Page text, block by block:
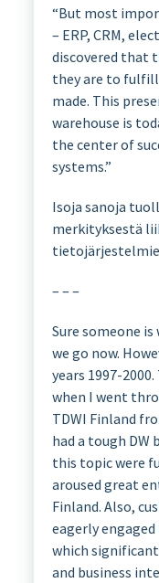
“But most
– ERP, CRM,
discovered that
they are to
made. This
warehouse is
the center of
systems.”
Isoja sanoja
merkityksestä
– – –
Sure someone
we go now.
years 1997-
when I went
TDWI Finland
had a tough DW
this topic were
aroused great
Finland. Also,
eagerly
which
and business